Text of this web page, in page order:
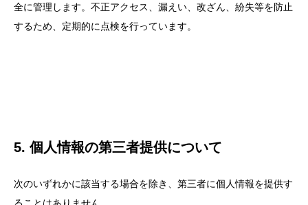
全に管理します。不正アクセス、漏えい、改ざん、紛失等を防止
するため、定期的に点検を行っています。
5. 個人情報の第三者提供について
次のいずれかに該当する場合を除き、第三者に個人情報を提供す